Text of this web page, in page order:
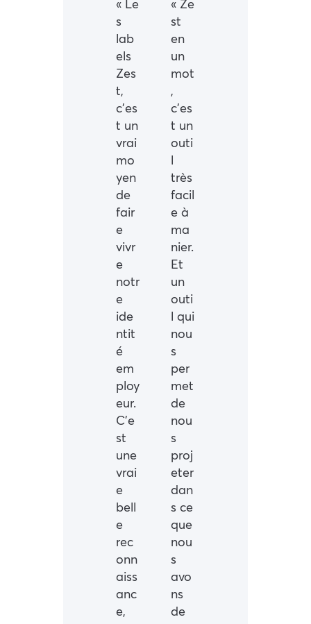
« Le
s
lab
els
Zes
t,
c’es
t un
vrai
mo
yen
de
fair
e
vivr
e
notr
e
ide
ntit
é
em
ploy
eur.
C’e
st
une
vrai
e
bell
e
rec
onn
aiss
anc
e,
« Ze
st
en
un
mot
,
c’es
t un
outi
l
très
facil
e à
ma
nier.
Et
un
outi
l qui
nou
s
per
met
de
nou
s
proj
eter
dan
s ce
que
nou
s
avo
ns
de